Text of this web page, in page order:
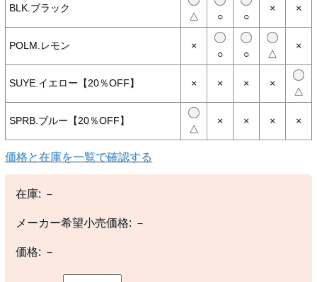
【商品説明】
はぎれ生地118グラムとペットボトル4.8本を使用し、従来の方法で
栽培されたコットン製Tシャツに比べ水の使用量を96％、二酸化炭素
排出量を45％削減するリサイクル素材100％の長袖Tシャツ。フェア
トレード・サーティファイドの縫製を採用
パタゴニア製品の中で最もカーボン・フットプリントが低いTシャツ
テープ処理の肩の縫い目により形くずれしにくく快適な肌触り
リサイクル素材100％を使用
スクリーンプリントのインクはPVCおよびフタル酸エステル不使用
フェアトレード・サーティファイドの縫製を採用
パタゴニアのオリジナルアート入り
213 g (7.5 oz)
【素材】
○本体：5.6オンス・リサイクル・コットン50％／消費者から回収さ
れたリサイクル・ポリエステル50％。
ブルーサインの認証済み。フェアトレード・サーティファイドの縫製
を採用
【備考】
BLK.ブラック
△
○ ○
× ×
POLM.レモン
×
○
○ △
×
SUYE.イエロー【20％OFF】 × × ×
×
△
SPRB.ブルー【20％OFF】
△
× × × ×
価格と在庫を一覧で確認する
在庫: －
メーカー希望小売価格:－
価格:－